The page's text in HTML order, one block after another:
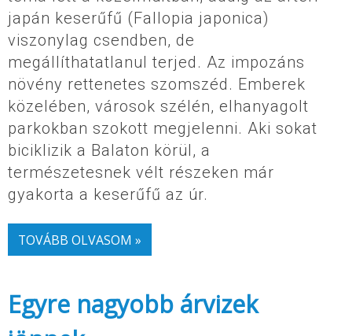
japán keserűfű (Fallopia japonica)
viszonylag csendben, de
megállíthatatlanul terjed. Az impozáns
növény rettenetes szomszéd. Emberek
közelében, városok szélén, elhanyagolt
parkokban szokott megjelenni. Aki sokat
biciklizik a Balaton körül, a
természetesnek vélt részeken már
gyakorta a keserűfű az úr.
TOVÁBB OLVASOM »
Egyre nagyobb árvizek